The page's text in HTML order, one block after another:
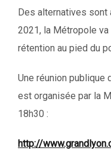
Des alternatives sont
2021, la Métropole
rétention au pied du
Une réunion publique
est organisée par la
18h30 :
http://